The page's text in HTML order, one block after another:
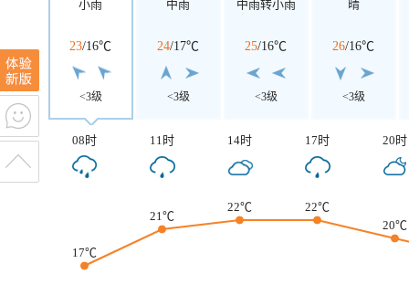
小雨
23/16℃
<3级
中雨
24/17℃
<3级
中雨转小雨
25/16℃
<3级
晴
26/16℃
<3级
08时 11时 14时 17时 20时
17℃
21℃
22℃
22℃
20℃